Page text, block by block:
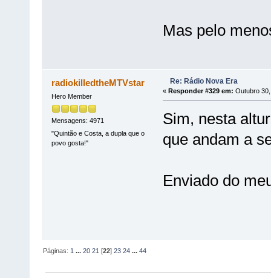
Mas pelo
radiokilledtheMTVstar
Hero Member
Mensagens: 4971
"Quintão e Costa, a dupla que o
povo gosta!"
Re: Rádio Nova Era
« Responder #329 em: Outubro
Sim, nesta
que andam a
Enviado do
Páginas: 1 ...20 21 [22]23 24 ...44